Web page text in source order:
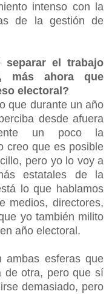
intenso con la
de la gestión de
separar el trabajo
más ahora que
electoral?
que durante un año
desde afuera
un poco la
creo que es posible
pero yo lo voy a
estatales de la
lo que hablamos
medios, directores,
yo también milito
año electoral.
ambas esferas que
de otra, pero que sí
demasiado, pero